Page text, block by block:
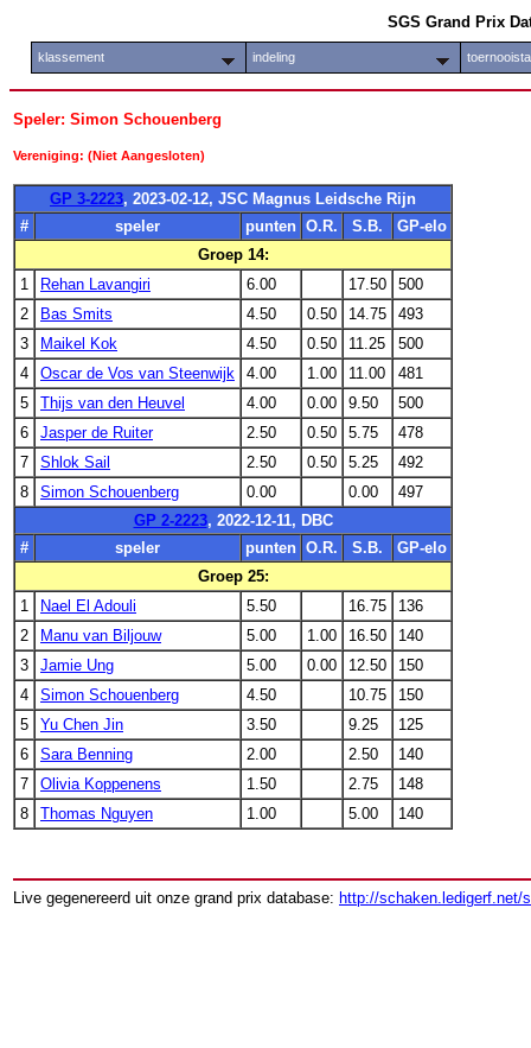
SGS Grand Prix
klassement indeling
Speler: Simon Schouenberg
Vereniging: (Niet Aangesloten)
GP 3-2223, 2023-02-12, JSC Magnus Leidsche Rijn
#
speler punten O.R. S.B.
GP-elo
Groep 14:
1
Rehan Lavangiri 6.00 17.50
500
2
Bas Smits 4.50 0.50 14.75
493
3
Maikel Kok 4.50 0.50 11.25
500
4
Oscar de Vos van Steenwijk 4.00 1.00 11.00
481
5
Thijs van den Heuvel 4.00 0.00 9.50
500
6
Jasper de Ruiter 2.50 0.50 5.75
478
7
Shlok Sail 2.50 0.50 5.25
492
8
Simon Schouenberg 0.00 0.00
497
GP 2-2223, 2022-12-11, DBC
#
speler punten O.R. S.B.
GP-elo
Groep 25:
1
Nael El Adouli 5.50 16.75
136
2
Manu van Biljouw 5.00 1.00 16.50
140
3
Jamie Ung 5.00 0.00 12.50
150
4
Simon Schouenberg 4.50 10.75
150
5
Yu Chen Jin 3.50 9.25
125
6
Sara Benning 2.00 2.50
140
7
Olivia Koppenens 1.50 2.75
148
8
Thomas Nguyen 1.00 5.00 140
Live gegenereerd uit onze grand prix database: http://schaken.ledigerf.net/